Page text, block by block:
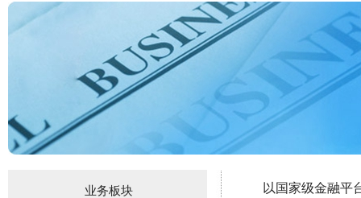
业务板块
以国家级金融平